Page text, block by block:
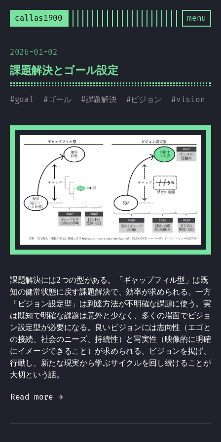
callas1900 menu
2026-01-02
課題解決とゴール設定
#goal #ゴール#課題解決#ビジョン #vision
課題解決には2つの型がある。「ギャップフィル型」は既
知の健常状態に戻す課題解決で、効率が求められる。一方
「ビジョン設定型」は到達方法が不明確な課題に使う。実
は既知で明確な課題は意外と少なく、多くの場面でビジョ
ン設定型が必要になる。良いビジョンには志向性（エゴと
の接続、社会のニーズ、持続性）と写実性（映像的に明確
にイメージできること）が求められる。ビジョンを掲げ、
行動し、新たな現実から学ぶサイクルを回し続けることが
大切という話。
Read more →